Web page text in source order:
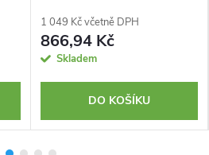
1 049 Kč včetně DPH
866,94 Kč
Skladem
DO KOŠÍKU